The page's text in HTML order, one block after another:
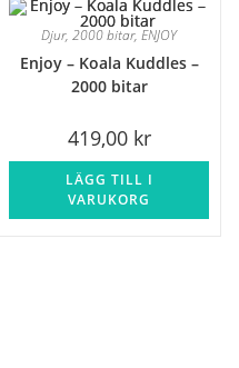
Djur, 2000 bitar, ENJOY
Enjoy – Koala Kuddles –
2000 bitar
419,00 kr
LÄGG TILL I
VARUKORG